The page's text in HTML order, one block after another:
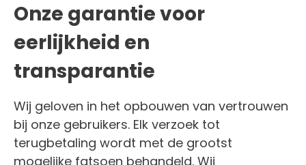
Onze garantie voor
eerlijkheid en
transparantie
Wij geloven in het opbouwen van vertrouwen
bij onze gebruikers. Elk verzoek tot
terugbetaling wordt met de grootst
mogelijke fatsoen behandeld. Wij